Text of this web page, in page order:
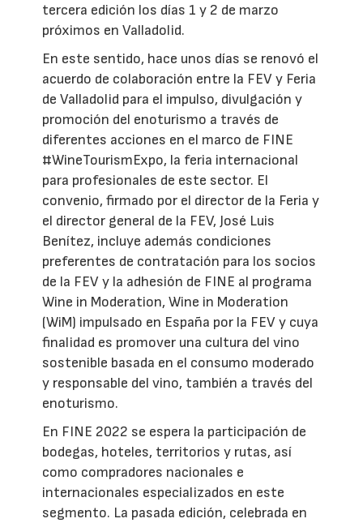
tercera edición los días 1 y 2 de marzo
próximos en Valladolid.
En este sentido, hace unos días se renovó el
acuerdo de colaboración entre la FEV y Feria
de Valladolid para el impulso, divulgación y
promoción del enoturismo a través de
diferentes acciones en el marco de FINE
#WineTourismExpo, la feria internacional
para profesionales de este sector. El
convenio, firmado por el director de la Feria y
el director general de la FEV, José Luis
Benítez, incluye además condiciones
preferentes de contratación para los socios
de la FEV y la adhesión de FINE al programa
Wine in Moderation, Wine in Moderation
(WiM) impulsado en España por la FEV y cuya
finalidad es promover una cultura del vino
sostenible basada en el consumo moderado
y responsable del vino, también a través del
enoturismo.
En FINE 2022 se espera la participación de
bodegas, hoteles, territorios y rutas, así
como compradores nacionales e
internacionales especializados en este
segmento. La pasada edición, celebrada en